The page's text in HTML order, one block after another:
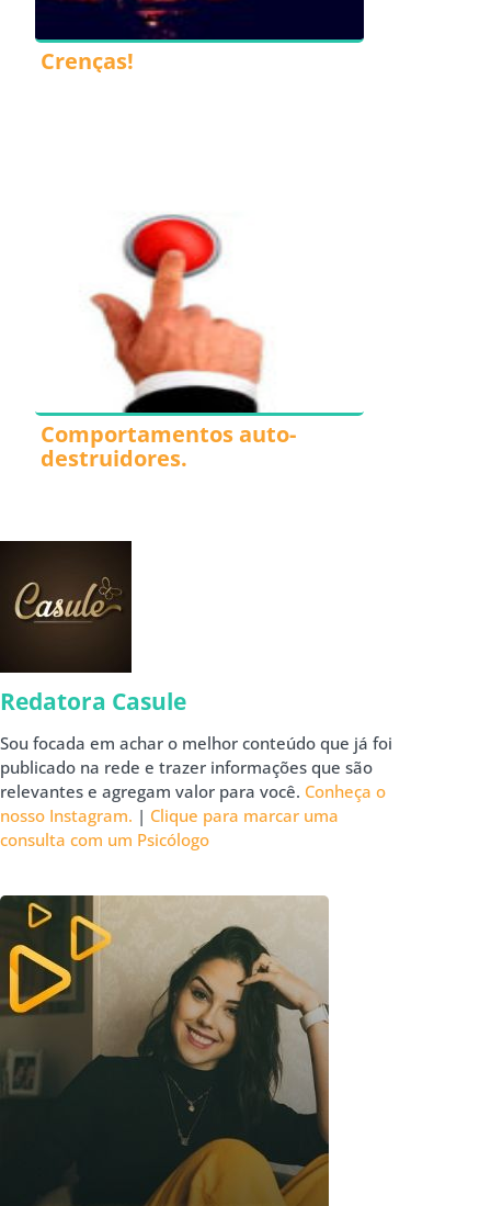
Crenças!
Comportamentos auto-
destruidores.
Redatora Casule
Sou focada em achar o melhor conteúdo que já foi
publicado na rede e trazer informações que são
relevantes e agregam valor para você. Conheça o
nosso Instagram. | Clique para marcar uma
consulta com um Psicólogo